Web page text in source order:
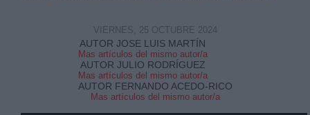
AUTOR JOSE LUIS MARTÍN
Mas artículos del mismo autor/a
AUTOR JULIO RODRÍGUEZ
Mas artículos del mismo autor/a
AUTOR FERNANDO ACEDO-RICO
Mas artículos del mismo autor/a
VIERNES, 25 OCTUBRE 2024